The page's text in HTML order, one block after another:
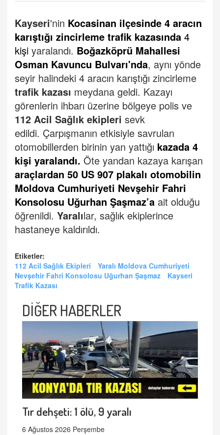
Kayseri'nin Kocasinan ilçesinde 4 aracın
karıştığı zincirleme trafik kazasında 4
kişi yaralandı. Boğazköprü Mahallesi
Osman Kavuncu Bulvarı'nda, aynı yönde
seyir halindeki 4 aracın karıştığı zincirleme
trafik kazası meydana geldi. Kazayı
görenlerin ihbarı üzerine bölgeye polis ve
112 Acil Sağlık ekipleri sevk
edildi. Çarpışmanın etkisiyle savrulan
otomobillerden birinin yan yattığı kazada 4
kişi yaralandı. Öte yandan kazaya karışan
araçlardan 50 US 907 plakalı otomobilin
Moldova Cumhuriyeti Nevşehir Fahri
Konsolosu Uğurhan Şaşmaz’a ait olduğu
öğrenildi. Yaralılar, sağlık ekiplerince
hastaneye kaldırıldı.
Etiketler:
112 Acil Sağlık Ekipleri
Yaralı Moldova Cumhuriyeti
Nevşehir Fahri Konsolosu Uğurhan Şaşmaz
Kayseri
Trafik Kazası
DİĞER HABERLER
Tır dehşeti: 1 ölü, 9 yaralı
6 Ağustos 2026 Perşembe